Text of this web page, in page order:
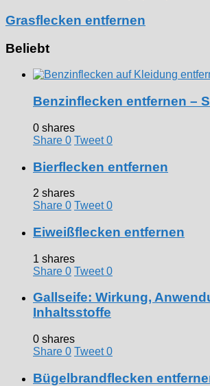
Grasflecken entfernen
Beliebt
Benzinflecken entfernen –
0 shares
Share 0 Tweet 0
Bierflecken entfernen
2 shares
Share 0 Tweet 0
Eiweißflecken entfernen
1 shares
Share 0 Tweet 0
Gallseife: Wirkung,
Inhaltsstoffe
0 shares
Share 0 Tweet 0
Bügelbrandflecken